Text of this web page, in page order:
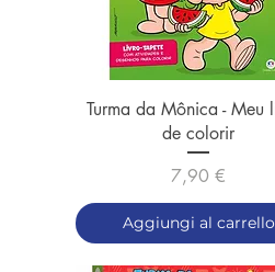
Vista rapida
Turma da Mônica - Meu
de colorir
Prezzo
7,90 €
Aggiungi al carrello